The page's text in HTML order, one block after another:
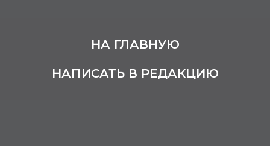
НА ГЛАВНУЮ
НАПИСАТЬ В РЕДАКЦИЮ